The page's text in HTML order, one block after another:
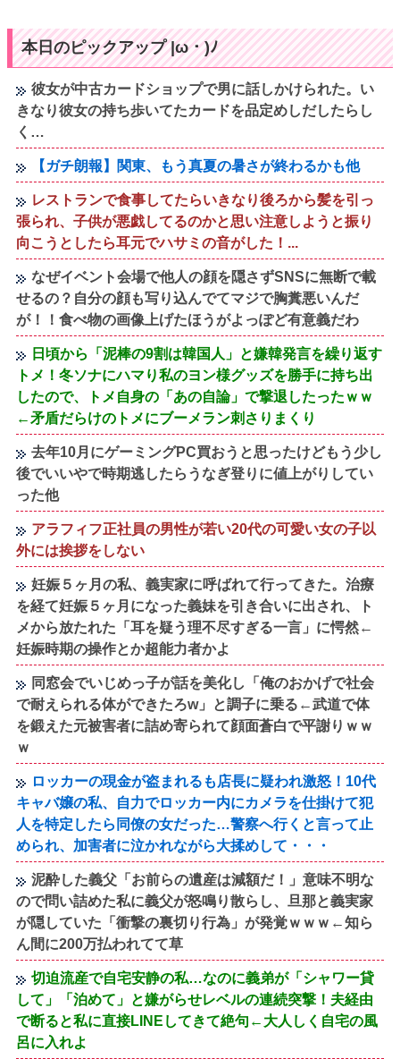
本日のピックアップ |ω・)ﾉ
彼女が中古カードショップで男に話しかけられた。い
きなり彼女の持ち歩いてたカードを品定めしだしたらし
く…
【ガチ朗報】関東、もう真夏の暑さが終わるかも他
レストランで食事してたらいきなり後ろから髪を引っ
張られ、子供が悪戯してるのかと思い注意しようと振り
向こうとしたら耳元でハサミの音がした！...
なぜイベント会場で他人の顔を隠さずSNSに無断で載
せるの？自分の顔も写り込んでてマジで胸糞悪いんだ
が！！食べ物の画像上げたほうがよっぽど有意義だわ
日頃から「泥棒の9割は韓国人」と嫌韓発言を繰り返す
トメ！冬ソナにハマり私のヨン様グッズを勝手に持ち出
したので、トメ自身の「あの自論」で撃退したったｗｗ
←矛盾だらけのトメにブーメラン刺さりまくり
去年10月にゲーミングPC買おうと思ったけどもう少し
後でいいやで時期逃したらうなぎ登りに値上がりしてい
った他
アラフィフ正社員の男性が若い20代の可愛い女の子以
外には挨拶をしない
妊娠５ヶ月の私、義実家に呼ばれて行ってきた。治療
を経て妊娠５ヶ月になった義妹を引き合いに出され、ト
メから放たれた「耳を疑う理不尽すぎる一言」に愕然←
妊娠時期の操作とか超能力者かよ
同窓会でいじめっ子が話を美化し「俺のおかげで社会
で耐えられる体ができたろw」と調子に乗る←武道で体
を鍛えた元被害者に詰め寄られて顔面蒼白で平謝りｗｗ
ｗ
ロッカーの現金が盗まれるも店長に疑われ激怒！10代
キャバ嬢の私、自力でロッカー内にカメラを仕掛けて犯
人を特定したら同僚の女だった…警察へ行くと言って止
められ、加害者に泣かれながら大揉めして・・・
泥酔した義父「お前らの遺産は減額だ！」意味不明な
ので問い詰めた私に義父が怒鳴り散らし、旦那と義実家
が隠していた「衝撃の裏切り行為」が発覚ｗｗｗ←知ら
ん間に200万払われてて草
切迫流産で自宅安静の私…なのに義弟が「シャワー貸
して」「泊めて」と嫌がらせレベルの連続突撃！夫経由
で断ると私に直接LINEしてきて絶句←大人しく自宅の風
呂に入れよ